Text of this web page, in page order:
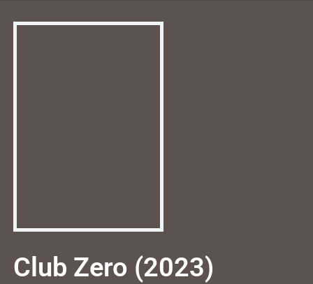
Club Zero (2023)